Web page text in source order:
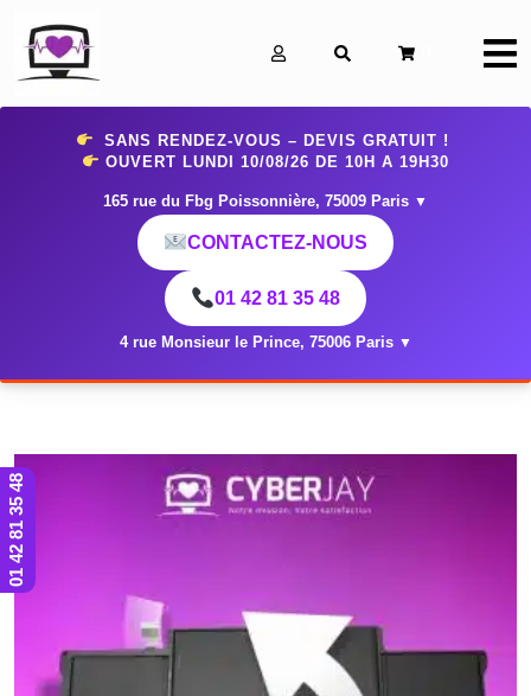
SANS RENDEZ-VOUS – DEVIS GRATUIT !
OUVERT LUNDI 10/08/26 DE 10H A 19H30
165 rue du Fbg Poissonnière, 75009 Paris ▼
CONTACTEZ-NOUS
01 42 81 35 48
4 rue Monsieur le Prince, 75006 Paris ▼
01 42 81 35 48